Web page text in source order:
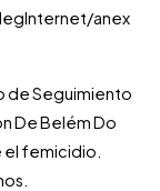
anex
de Seguimiento
De Belém Do
el femicidio.